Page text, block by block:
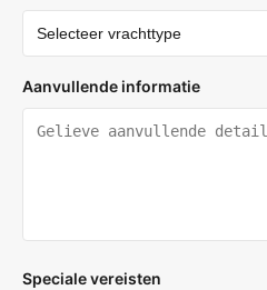
Aanvullende informatie
Speciale vereisten